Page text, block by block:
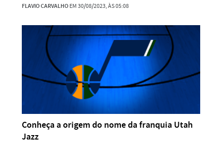
FLAVIO CARVALHOEM 30/08/2023, ÀS 05:08
Conheça a origem do nome da franquia Utah
Jazz